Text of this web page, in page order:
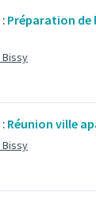
Préparation de
Réunion ville